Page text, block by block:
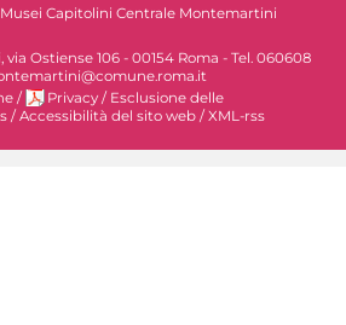
Musei Capitolini Centrale Montemartini
Ostiense 106 - 00154 Roma - Tel. 060608
/ Privacy / Esclusione delle
/ Accessibilità del sito web / XML-rss